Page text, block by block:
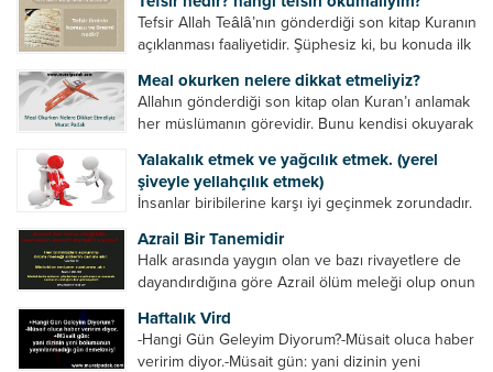
Tefsir Allah Teâlâ’nın gönderdiği son kitap Kuranın
açıklanması faaliyetidir. Şüphesiz ki, bu konuda ilk
ayetleri peygamber efendimize soruyor. O da
bunları izah ediyor/tefsir ediyordu. “Biz sana...
Meal okurken nelere dikkat etmeliyiz?
Allahın gönderdiği son kitap olan Kuran’ı anlamak
her müslümanın görevidir. Bunu kendisi okuyarak
yollarla anlamaya çalışmalıdır. Meal nedir? Arapça
bir kelime olan meal;...
Yalakalık etmek ve yağcılık etmek. (yerel
şiveyle yellahçılık etmek)
İnsanlar biribilerine karşı iyi geçinmek zorundadır.
makam gücü, nesep gücü, maddi güç, fiziki güç)
diğer insanları ezebiliyor. Normal şartlarda elinde
bu güçler...
Azrail Bir Tanemidir
Halk arasında yaygın olan ve bazı rivayetlere de
dayandırdığına göre Azrail ölüm meleği olup onun
Azrail tek başına aynı anda binlerce insanın
canını...
Haftalık Vird
-Hangi Gün Geleyim Diyorum?-Müsait oluca haber
veririm diyor.-Müsait gün: yani dizinin yeni